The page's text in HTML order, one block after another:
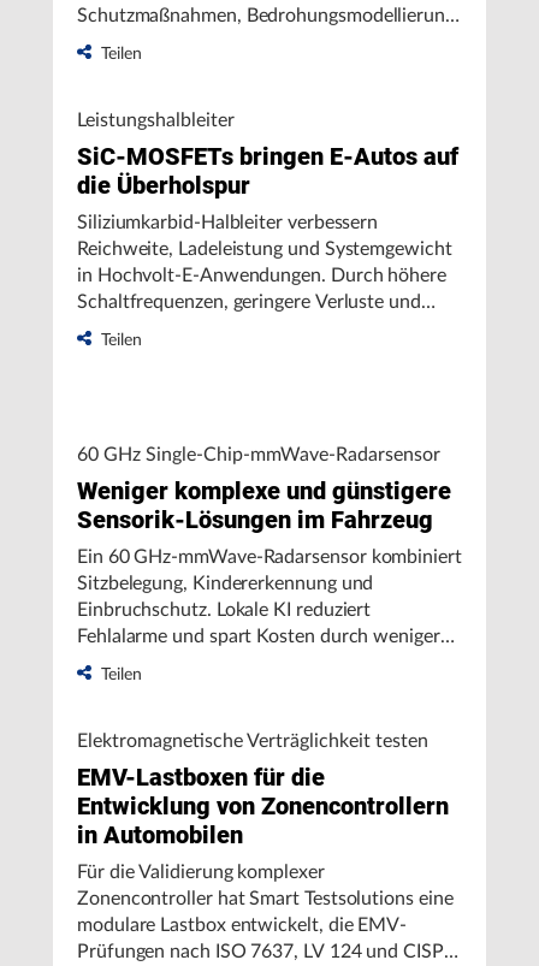
Schutzmaßnahmen, Bedrohungsmodellierung
und normkonforme Entwicklung (ISO 26262,
Fahrzeugen.
Teilen
Leistungshalbleiter
SiC-MOSFETs bringen E-Autos auf
die Überholspur
Siliziumkarbid-Halbleiter verbessern
Reichweite, Ladeleistung und Systemgewicht
in Hochvolt-E-Anwendungen. Durch höhere
Schaltfrequenzen, geringere Verluste und
kompaktere Bauweise sind sie ideal für
Teilen
60 GHz Single-Chip-mmWave-Radarsensor
Weniger komplexe und günstigere
Sensorik-Lösungen im Fahrzeug
Ein 60 GHz-mmWave-Radarsensor kombiniert
Sitzbelegung, Kindererkennung und
Einbruchschutz. Lokale KI reduziert
Fehlalarme und spart Kosten durch weniger
Hardware und Verkabelung – ideal für NCAP-
Teilen
Elektromagnetische Verträglichkeit testen
EMV-Lastboxen für die
Entwicklung von Zonencontrollern
in Automobilen
Für die Validierung komplexer
Zonencontroller hat Smart Testsolutions eine
modulare Lastbox entwickelt, die EMV-
Prüfungen nach ISO 7637, LV 124 und CISPR